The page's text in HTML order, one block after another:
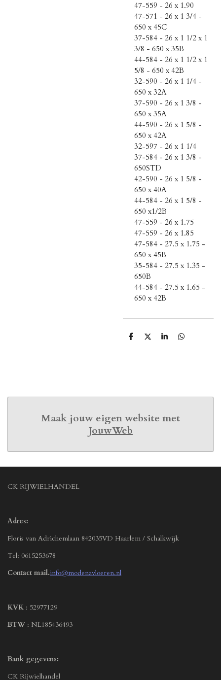
47-559 - 26 x 1.90
47-571 - 26 x 1 3/4 -
650 x 45C
37-584 - 26 x 1 1/2 x 1
3/8 - 650 x 35B
44-584 - 26 x 1 1/2 x 1
5/8 - 650 x 42B
32-590 - 26 x 1 1/4 -
650 x 32A
37-590 - 26 x 1 3/8 -
650 x 35A
44-590 - 26 x 1 5/8 -
650 x 42A
32-597 - 26 x 1 1/4
37-584 - 26 x 1 3/8 -
650STD
42-590 - 26 x 1 5/8 -
650 x 40A
44-584 - 26 x 1 5/8 -
650 x1/2B
47-559 - 26 x 1.75
47-559 - 26 x 1.85
47-584 - 27.5 x 1.75 -
650 x 45B
35-584 - 27.5 x 1.35 -
650B
44-584 - 27.5 x 1.65 -
650 x 42B
D
D
S
D
Maak jouw eigen website met
JouwWeb
CK RIJWIELHANDEL
Adres:
Floris van Adrichemlaan 842035VD Haarlem / Schalkwijk
Tel: 0615253678
Contact mail.info@modenavloeren.nl
KVK : 52977129
BTW : NL185436493
Bank gegevens:
CK Rijwielhandel